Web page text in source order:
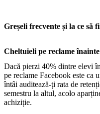
Greșeli frecvente și la ce să
Cheltuieli pe reclame
Dacă pierzi 40% dintre elevi
pe reclame Facebook este ca
întâi auditează-ți rata de
semestru la altul, acolo
achiziție.